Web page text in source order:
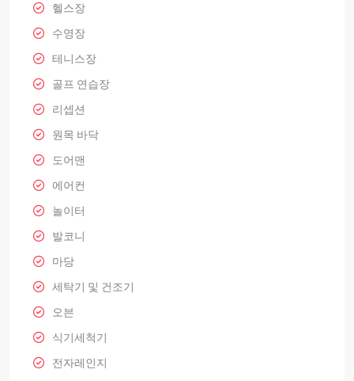
헬스장
수영장
테니스장
골프 연습장
리셉션
원목 바닥
도어맨
에어컨
놀이터
발코니
마당
세탁기 및 건조기
오븐
식기세척기
전자레인지